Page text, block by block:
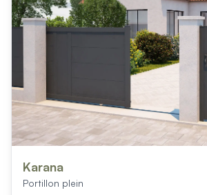
Karana
Portillon plein